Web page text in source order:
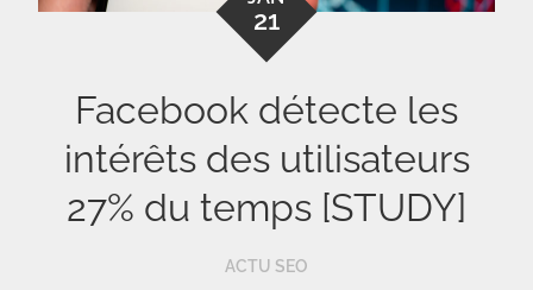
21
Facebook détecte les
intérêts des utilisateurs
27% du temps [STUDY]
ACTU SEO